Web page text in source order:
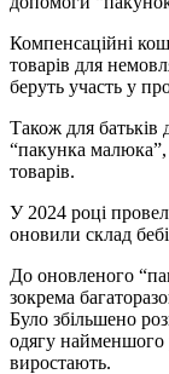
Компенсаційні
товарів для
беруть участь у
Також для батьків
“пакунка малюка”,
товарів.
У 2024 році
оновили склад
До оновленого
зокрема
Було збільшено
одягу найменшого
виростають.